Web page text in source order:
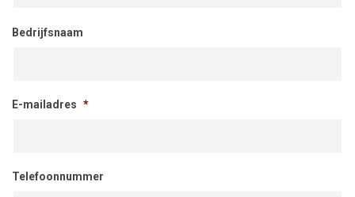
Bedrijfsnaam
E-mailadres *
Telefoonnummer